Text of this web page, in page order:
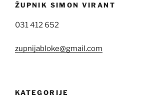
ŽUPNIK SIMON VIRANT
031 412 652
zupnijabloke@gmail.com
KATEGORIJE